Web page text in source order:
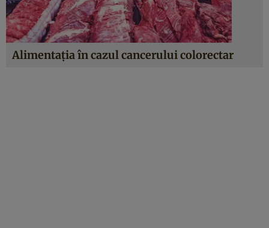
Alimentaţia în cazul cancerului colorectar